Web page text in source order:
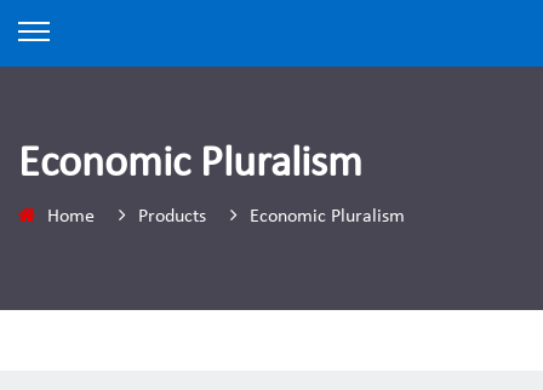
Economic Pluralism
Home Products Economic Pluralism